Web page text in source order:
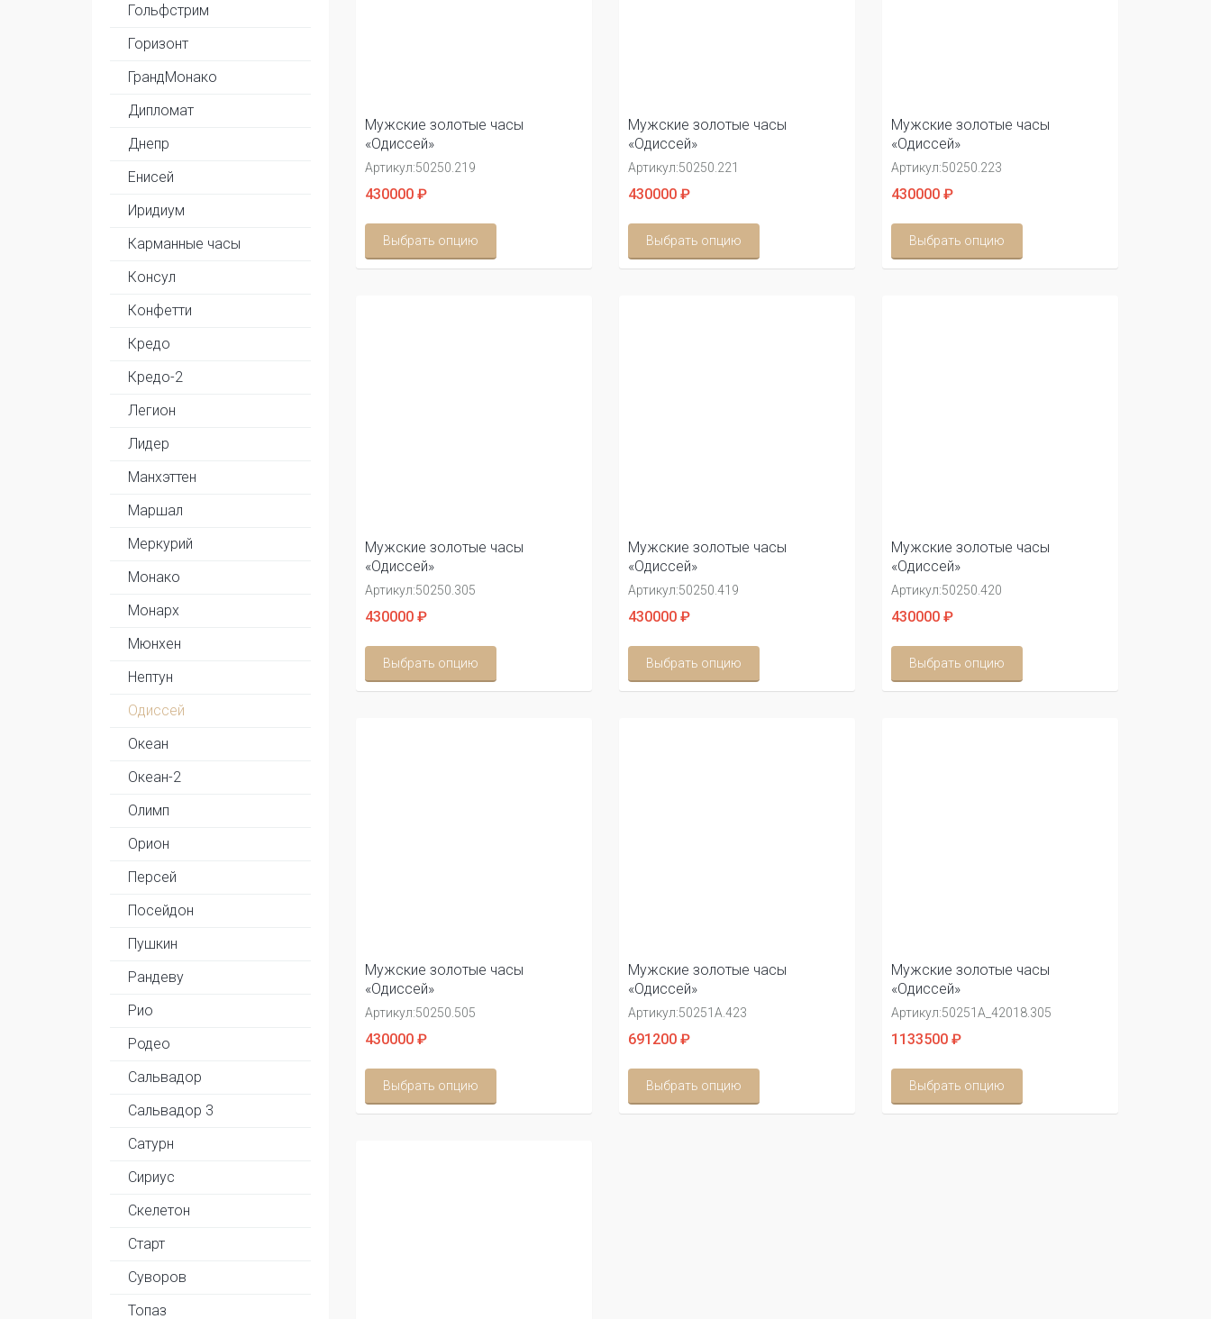
Гольфстрим
Горизонт
ГрандМонако
Дипломат
Днепр
Енисей
Иридиум
Карманные часы
Консул
Конфетти
Кредо
Кредо-2
Легион
Лидер
Манхэттен
Маршал
Меркурий
Монако
Монарх
Мюнхен
Нептун
Одиссей
Океан
Океан-2
Олимп
Орион
Персей
Посейдон
Пушкин
Рандеву
Рио
Родео
Сальвадор
Сальвадор 3
Сатурн
Сириус
Скелетон
Старт
Суворов
Топаз
Мужские золотые часы
«Одиссей»
Артикул:50250.219
430000 ₽
Выбрать опцию
Мужские золотые часы
«Одиссей»
Артикул:50250.221
430000 ₽
Выбрать опцию
Мужские золотые часы
«Одиссей»
Артикул:50250.223
430000 ₽
Выбрать опцию
Мужские золотые часы
«Одиссей»
Артикул:50250.305
430000 ₽
Выбрать опцию
Мужские золотые часы
«Одиссей»
Артикул:50250.419
430000 ₽
Выбрать опцию
Мужские золотые часы
«Одиссей»
Артикул:50250.420
430000 ₽
Выбрать опцию
Мужские золотые часы
«Одиссей»
Артикул:50250.505
430000 ₽
Выбрать опцию
Мужские золотые часы
«Одиссей»
Артикул:50251А.423
691200 ₽
Выбрать опцию
Мужские золотые часы
«Одиссей»
Артикул:50251А_42018.305
1133500 ₽
Выбрать опцию